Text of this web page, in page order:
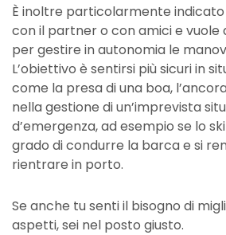
È inoltre particolarmente
con il partner o con amici e vuole
per gestire in autonomia le
L’obiettivo è sentirsi più sicuri in
come la presa di una boa,
nella gestione di un’imprevista
d’emergenza, ad esempio se lo
grado di condurre la barca e si
rientrare in porto.
Se anche tu senti il bisogno di
aspetti, sei nel posto giusto.